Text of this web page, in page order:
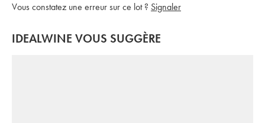
Vous constatez une erreur sur ce lot ? Signaler
IDEALWINE VOUS SUGGÈRE